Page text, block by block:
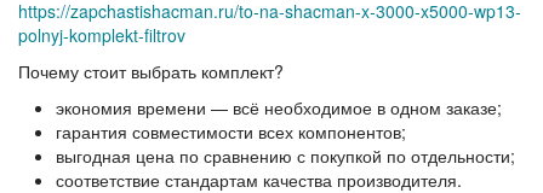
https://zapchastishacman.ru/to‑na‑shacman‑x‑3000‑x5000‑wp13‑
polnyj‑komplekt‑filtrov
Почему стоит выбрать комплект?
экономия времени — всё необходимое в одном заказе;
гарантия совместимости всех компонентов;
выгодная цена по сравнению с покупкой по отдельности;
соответствие стандартам качества производителя.